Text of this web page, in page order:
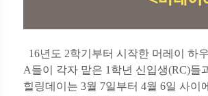
16년도 2학기부터 시작한 머레이 하
A들이 각자 맡은 1학년 신입생(RC)들
힐링데이는 3월 7일부터 4월 6일 사